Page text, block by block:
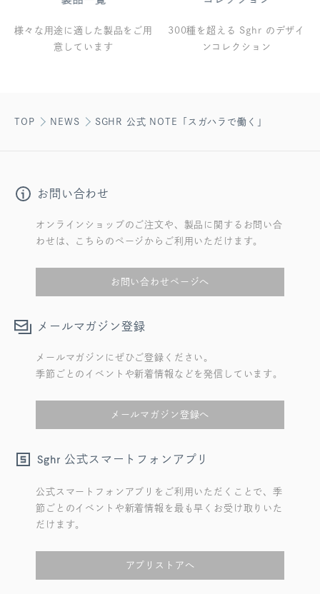
様々な用途に適した製品をご用
意しています
300種を超える Sghr のデザイ
ンコレクション
TOP NEWS SGHR 公式 NOTE「スガハラで働く」
お問い合わせ
オンラインショップのご注文や、製品に関するお問い合
わせは、こちらのページからご利用いただけます。
お問い合わせページへ
メールマガジン登録
メールマガジンにぜひご登録ください。
季節ごとのイベントや新着情報などを発信しています。
メールマガジン登録へ
Sghr 公式スマートフォンアプリ
公式スマートフォンアプリをご利用いただくことで、季
節ごとのイベントや新着情報を最も早くお受け取りいた
だけます。
アプリストアへ